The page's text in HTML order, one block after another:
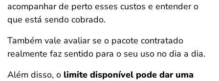
acompanhar de perto esses custos e entender o
que está sendo cobrado.
Também vale avaliar se o pacote contratado
realmente faz sentido para o seu uso no dia a dia.
Além disso, o limite disponível pode dar uma